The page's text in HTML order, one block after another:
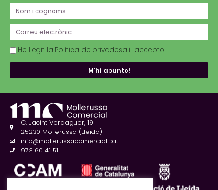
He llegit la Política de privadesa i l'accepto
M'hi apunto!
C. Jacint Verdaguer, 19
25230 Mollerussa (Lleida)
info@mollerussacomercial.cat
973 60 41 51